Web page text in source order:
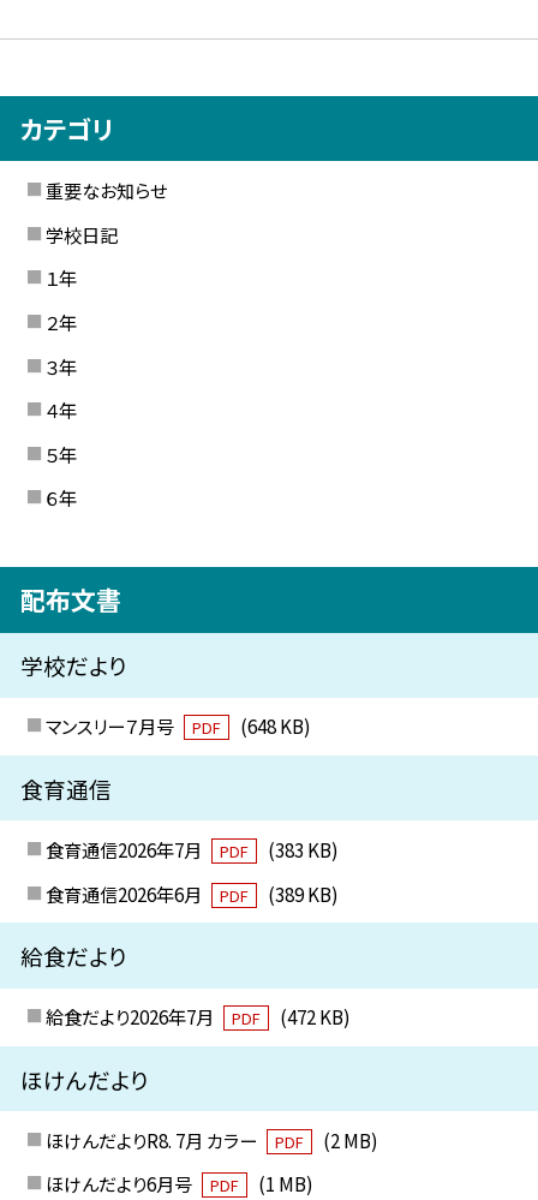
カテゴリ
重要なお知らせ
学校日記
１年
２年
３年
４年
５年
６年
配布文書
学校だより
マンスリー７月号 PDF (648 KB)
食育通信
食育通信2026年7月 PDF
(383 KB)
食育通信2026年6月
PDF (389 KB)
給食だより
給食だより2026年7月 PDF (472 KB)
ほけんだより
ほけんだよりR8. 7月 カラー PDF
(2 MB)
ほけんだより6月号
PDF (1 MB)